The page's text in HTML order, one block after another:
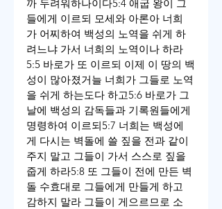
까 두려워하나이다5:4 애굽 왕이 그
들에게 이르되 모세와 아론아 너희
가 어찌하여 백성의 노역을 쉬게 하
려느냐 가서 너희의 노역이나 하라
5:5 바로가 또 이르되 이제 이 땅의 백
성이 많아졌거늘 너희가 그들로 노역
을 쉬게 하는도다 하고5:6 바로가 그
날에 백성의 감독들과 기록원들에게
명령하여 이르되5:7 너희는 백성에
게 다시는 벽돌에 쓸 짚을 전과 같이
주지 말고 그들이 가서 스스로 짚을
줍게 하라5:8 또 그들이 전에 만든 벽
돌 수효대로 그들에게 만들게 하고
감하지 말라 그들이 게으르므로 소